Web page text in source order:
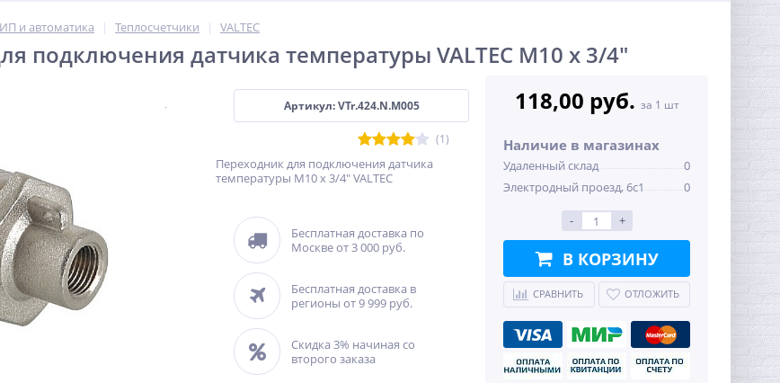
и автоматика Теплосчетчики VALTEC
подключения датчика температуры VALTEC M10 х 3/4"
Артикул: VTr.424.N.M005
(1)
Переходник для подключения датчика
температуры M10 х 3/4" VALTEC
Бесплатная доставка по
Москве от 3 000 руб.
Бесплатная доставка в
регионы от 9 999 руб.
Скидка 3% начиная со
второго заказа
118,00 руб. за 1 шт
Наличие в магазинах
Удаленный склад
0
Электродный проезд, 6с1
0
- +
В КОРЗИНУ
СРАВНИТЬ ОТЛОЖИТЬ